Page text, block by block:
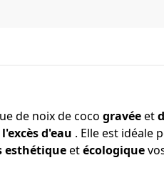
de noix de coco gravéeet
d'eau . Elle est idéale
esthétiqueetécologique